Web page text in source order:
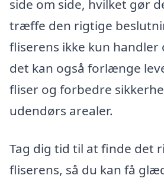
side om side, hvilket gør
træffe den rigtige
fliserens ikke kun handler
det kan også forlænge
fliser og forbedre
udendørs arealer.
Tag dig tid til at finde det
fliserens, så du kan få